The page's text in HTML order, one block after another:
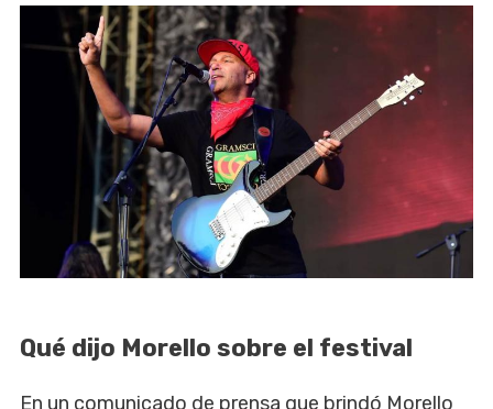
Qué dijo Morello sobre el festival
En un comunicado de prensa que brindó Morello